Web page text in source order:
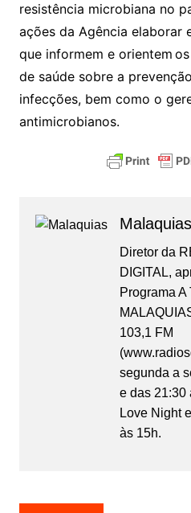
resistência microbiana no
ações da Agência elaborar
que informem e orientem
de saúde sobre a
infecções, bem como o
antimicrobianos.
Malaquias
Diretor da
DIGITAL,
Programa
103,1 FM
segunda a
e das 21:30
Love Night
às 15h.